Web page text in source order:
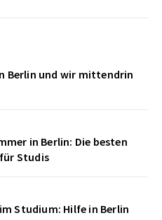
Berlin und wir mittendrin
in Berlin: Die besten
Studis
Studium: Hilfe in Berlin